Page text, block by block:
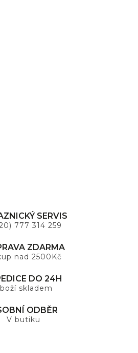
SERVIS
777 314 259
ZDARMA
nad 2500Kč
DO 24H
skladem
ODBĚR
V butiku